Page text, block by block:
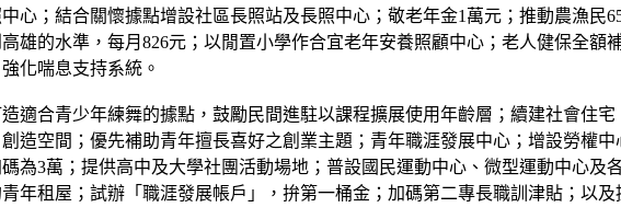
心；結合關懷據點增設社區長照站及長照中心；敬老年金1萬元；推動農漁民
雄的水準，每月826元；以閒置小學作合宜老年安養照顧中心；老人健保全
化喘息支持系統。
適合青少年練舞的據點，鼓勵民間進駐以課程擴展使用年齡層；續建社會住
造空間；優先補助青年擅長喜好之創業主題；青年職涯發展中心；增設勞權
為3萬；提供高中及大學社團活動場地；普設國民運動中心、微型運動中心及
年租屋；試辦「職涯發展帳戶」，拚第一桶金；加碼第二專長職訓津貼；以